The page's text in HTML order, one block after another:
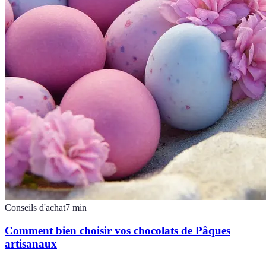
Conseils d'achat7 min
Comment bien choisir vos chocolats de Pâques
artisanaux